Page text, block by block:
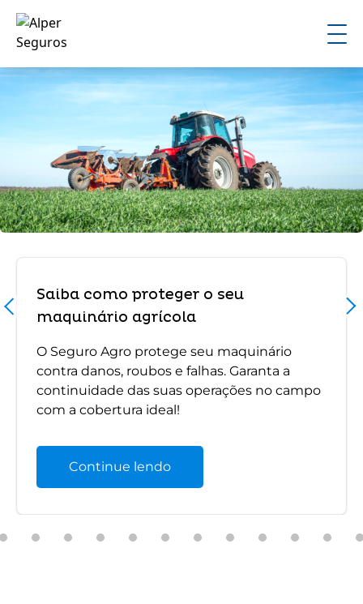
Saiba como proteger o seu
maquinário agrícola
O Seguro Agro protege seu maquinário
contra danos, roubos e falhas. Garanta a
continuidade das suas operações no campo
com a cobertura ideal!
Continue lendo